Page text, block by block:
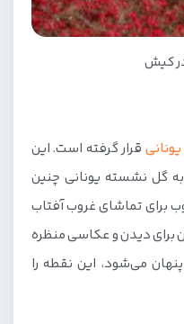
کیش
قرار گرفته است. این
گل نشسته یونانی چنین
برای تماشای غروب آفتاب
برای دیدن و عکاسی منظره
می‌شود، این نقطه را